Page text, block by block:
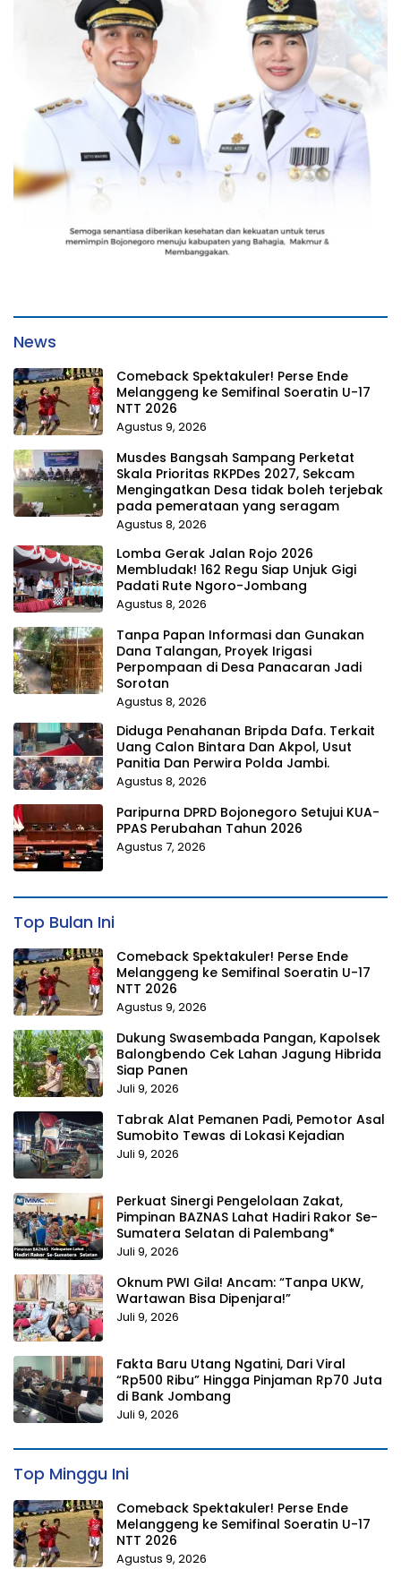
News
Comeback Spektakuler! Perse Ende
Melanggeng ke Semifinal Soeratin U-17
NTT 2026
Agustus 9, 2026
Musdes Bangsah Sampang Perketat
Skala Prioritas RKPDes 2027, Sekcam
Mengingatkan Desa tidak boleh terjebak
pada pemerataan yang seragam
Agustus 8, 2026
Lomba Gerak Jalan Rojo 2026
Membludak! 162 Regu Siap Unjuk Gigi
Padati Rute Ngoro-Jombang
Agustus 8, 2026
Tanpa Papan Informasi dan Gunakan
Dana Talangan, Proyek Irigasi
Perpompaan di Desa Panacaran Jadi
Sorotan
Agustus 8, 2026
Diduga Penahanan Bripda Dafa. Terkait
Uang Calon Bintara Dan Akpol, Usut
Panitia Dan Perwira Polda Jambi.
Agustus 8, 2026
Paripurna DPRD Bojonegoro Setujui KUA-
PPAS Perubahan Tahun 2026
Agustus 7, 2026
Top Bulan Ini
Comeback Spektakuler! Perse Ende
Melanggeng ke Semifinal Soeratin U-17
NTT 2026
Agustus 9, 2026
Dukung Swasembada Pangan, Kapolsek
Balongbendo Cek Lahan Jagung Hibrida
Siap Panen
Juli 9, 2026
Tabrak Alat Pemanen Padi, Pemotor Asal
Sumobito Tewas di Lokasi Kejadian
Juli 9, 2026
Perkuat Sinergi Pengelolaan Zakat,
Pimpinan BAZNAS Lahat Hadiri Rakor Se-
Sumatera Selatan di Palembang*
Juli 9, 2026
Oknum PWI Gila! Ancam: “Tanpa UKW,
Wartawan Bisa Dipenjara!”
Juli 9, 2026
Fakta Baru Utang Ngatini, Dari Viral
“Rp500 Ribu” Hingga Pinjaman Rp70 Juta
di Bank Jombang
Juli 9, 2026
Top Minggu Ini
Comeback Spektakuler! Perse Ende
Melanggeng ke Semifinal Soeratin U-17
NTT 2026
Agustus 9, 2026